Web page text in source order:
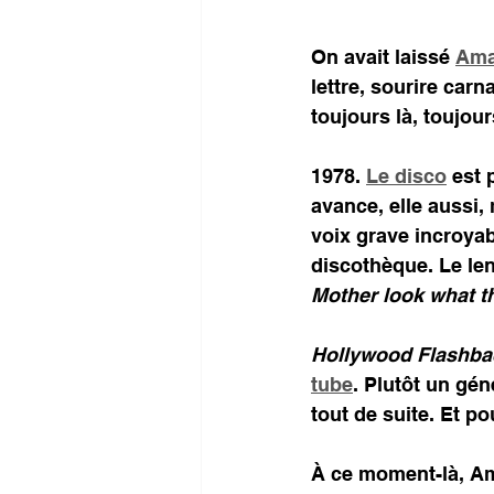
On avait laissé
lettre, sourire
toujours là,
1978. Le disco est
avance, elle aussi,
voix grave
discothèque. Le
Mother look what
Hollywood
tube. Plutôt un
tout de suite. Et
À ce moment-là,